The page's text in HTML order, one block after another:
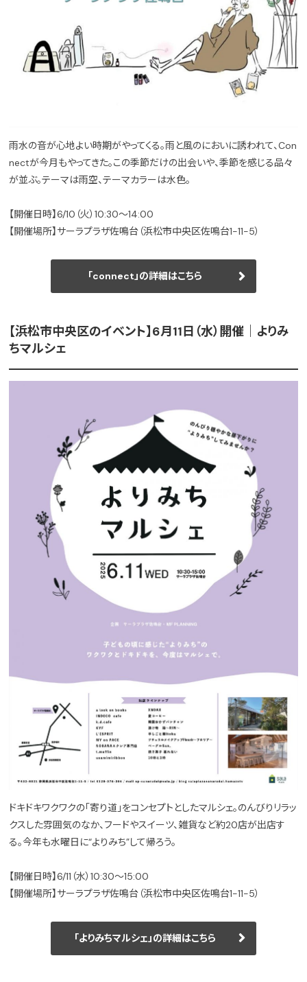
雨水の音が心地よい時期がやってくる。雨と風のにおいに誘われて、Con
nectが今月もやってきた。この季節だけの出会いや、季節を感じる品々
が並ぶ。テーマは雨空、テーマカラーは水色。
【開催日時】6/10（火）10:30〜14:00
【開催場所】サーラプラザ佐鳴台（浜松市中央区佐鳴台1-11-5）
「connect」の詳細はこちら
【浜松市中央区のイベント】6月11日（水）開催｜よりみ
ちマルシェ
ドキドキワクワクの「寄り道」をコンセプトとしたマルシェ。のんびりリラッ
クスした雰囲気のなか、フードやスイーツ、雑貨など約20店が出店す
る。今年も水曜日に“よりみち”して帰ろう。
【開催日時】6/11（水）10:30〜15:00
【開催場所】サーラプラザ佐鳴台（浜松市中央区佐鳴台1-11-5）
「よりみちマルシェ」の詳細はこちら